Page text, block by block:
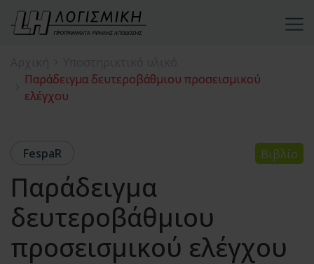
Παράδειγμα δευτεροβάθμιου προσεισμικού
ελέγχου
FespaR Βιβλίο
Παράδειγμα
δευτεροβάθμιου
προσεισμικού ελέγχου